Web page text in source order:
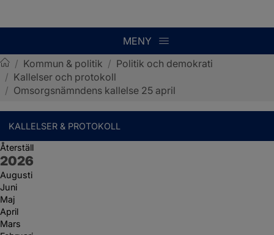
MENY
Sotenäs kommun
/ Kommun & politik / Politik och demokrati
/ Kallelser och protokoll
/ Omsorgsnämndens kallelse 25 april
KALLELSER & PROTOKOLL
Återställ
År:
2026
Augusti
Juni
Maj
April
Mars